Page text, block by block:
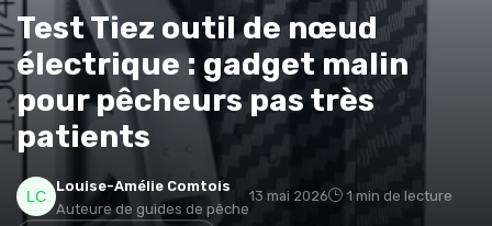
Test Tiez outil de nœud
électrique : gadget malin
pour pêcheurs pas très
patients
Louise-Amélie Comtois
Auteure de guides de pêche
13 mai 2026 1 min de lecture